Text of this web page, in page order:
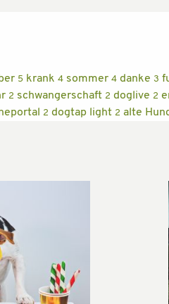
5 krank 4 sommer 4 danke 3
2 schwangerschaft 2 doglive 2
2 dogtap light 2 alte